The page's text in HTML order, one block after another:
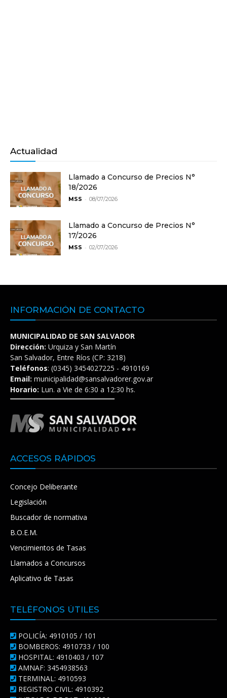
Actualidad
Llamado a Concurso de Precios N°
18/2026
MSS - 08/07/2026
Llamado a Concurso de Precios N°
17/2026
MSS - 02/07/2026
INFORMACIÓN DE CONTACTO
MUNICIPALIDAD DE SAN SALVADOR
Dirección: Urquiza y San Martín
San Salvador, Entre Ríos (CP: 3218)
Teléfonos: (0345) 3454027225 - 4910169
Email: municipalidad@sansalvadorer.gov.ar
Horario: Lun. a Vie de 6:30 a 12:30 hs.
ACCESOS RÁPIDOS
Concejo Deliberante
Legislación
Buscador de normativa
B.O.E.M.
Vencimientos de Tasas
Llamados a Concursos
Aplicativo de Tasas
TELÉFONOS ÚTILES
POLICÍA: 4910105 / 101
BOMBEROS: 4910733 / 100
HOSPITAL: 4910403 / 107
AMNAF: 3454938563
TERMINAL: 4910593
REGISTRO CIVIL: 4910392